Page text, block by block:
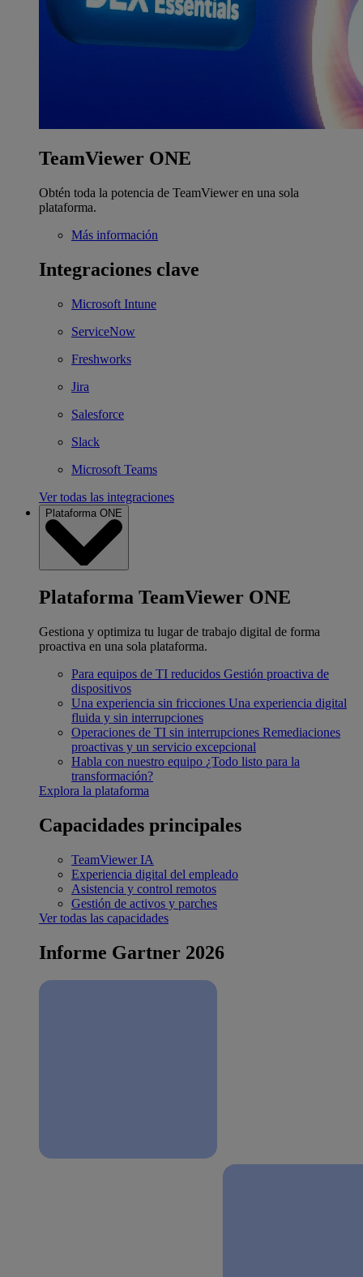
TeamViewer ONE
Obtén toda la potencia de TeamViewer en una sola
plataforma.
Más información
Integraciones clave
Microsoft Intune
ServiceNow
Freshworks
Jira
Salesforce
Slack
Microsoft Teams
Ver todas las integraciones
Plataforma ONE
Plataforma TeamViewer ONE
Gestiona y optimiza tu lugar de trabajo digital de forma
proactiva en una sola plataforma.
Para equipos de TI reducidos Gestión proactiva de
dispositivos
Una experiencia sin fricciones Una experiencia digital
fluida y sin interrupciones
Operaciones de TI sin interrupciones Remediaciones
proactivas y un servicio excepcional
Habla con nuestro equipo ¿Todo listo para la
transformación?
Explora la plataforma
Capacidades principales
TeamViewer IA
Experiencia digital del empleado
Asistencia y control remotos
Gestión de activos y parches
Ver todas las capacidades
Informe Gartner 2026